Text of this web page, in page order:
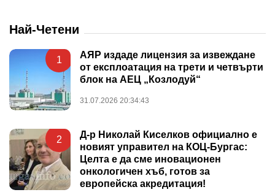
Най-Четени
1
АЯР издаде лицензия за извеждане
от експлоатация на трети и четвърти
блок на АЕЦ „Козлодуй“
31.07.2026 20:34:43
2
Д-р Николай Киселков официално е
новият управител на КОЦ-Бургас:
Целта е да сме иновационен
онкологичен хъб, готов за
европейска акредитация!